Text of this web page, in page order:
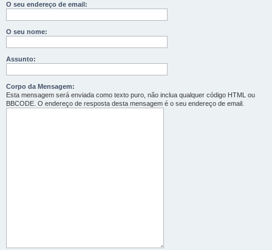
O seu endereço de email:
O seu nome:
Assunto:
Corpo da Mensagem:
Esta mensagem será enviada como texto puro, não inclua qualquer código HTML ou
BBCODE. O endereço de resposta desta mensagem é o seu endereço de email.